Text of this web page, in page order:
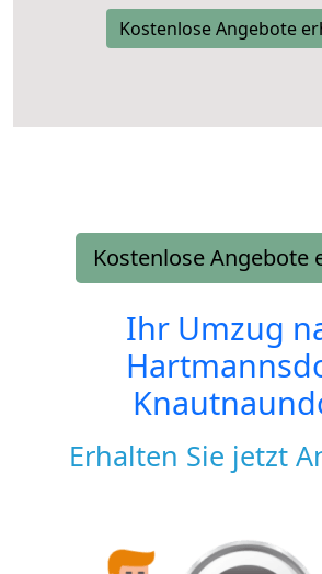
Kostenlose Angebote
Kostenlose Angebote
Ihr Umzug
Erhalten Sie jetzt